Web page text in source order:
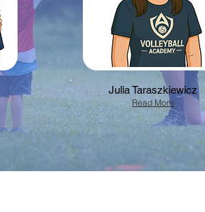
Julia Taraszkiewicz
Read More